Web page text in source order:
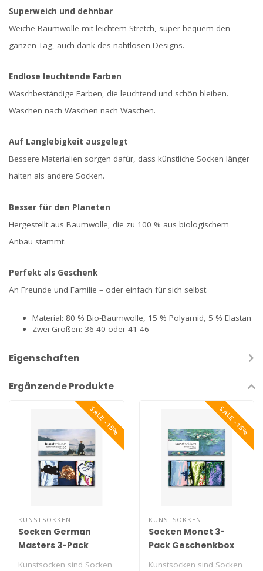
Superweich und dehnbar
Weiche Baumwolle mit leichtem Stretch, super bequem den
ganzen Tag, auch dank des nahtlosen Designs.
Endlose leuchtende Farben
Waschbeständige Farben, die leuchtend und schön bleiben.
Waschen nach Waschen nach Waschen.
Auf Langlebigkeit ausgelegt
Bessere Materialien sorgen dafür, dass künstliche Socken länger
halten als andere Socken.
Besser für den Planeten
Hergestellt aus Baumwolle, die zu 100 % aus biologischem
Anbau stammt.
Perfekt als Geschenk
An Freunde und Familie – oder einfach für sich selbst.
Material: 80 % Bio-Baumwolle, 15 % Polyamid, 5 % Elastan
Zwei Größen: 36-40 oder 41-46
Eigenschaften
Ergänzende Produkte
SALE -15%
KUNSTSOKKEN
Socken German
Masters 3-Pack
Kunstsocken sind Socken
SALE -15%
KUNSTSOKKEN
Socken Monet 3-
Pack Geschenkbox
Kunstsocken sind Socken